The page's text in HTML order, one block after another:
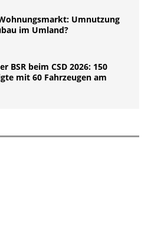
Umnutzung
im Umland?
BSR beim CSD 2026: 150
mit 60 Fahrzeugen am